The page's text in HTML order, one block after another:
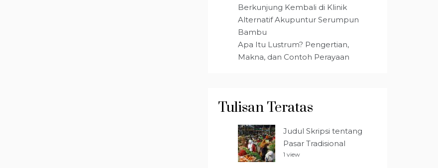
Berkunjung Kembali di Klinik
Alternatif Akupuntur Serumpun
Bambu
Apa Itu Lustrum? Pengertian,
Makna, dan Contoh Perayaan
Tulisan Teratas
Judul Skripsi tentang
Pasar Tradisional
1 view